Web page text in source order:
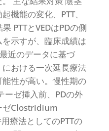
機能の変化、PTT、
PTTとVEDはPDの側
示すが、臨床成績は
近のデータに基づ
おける一次延長療法
能性が高い。慢性期の
ーゼ挿入前、PDの外
ゼClostridium
療法としてのPTTの